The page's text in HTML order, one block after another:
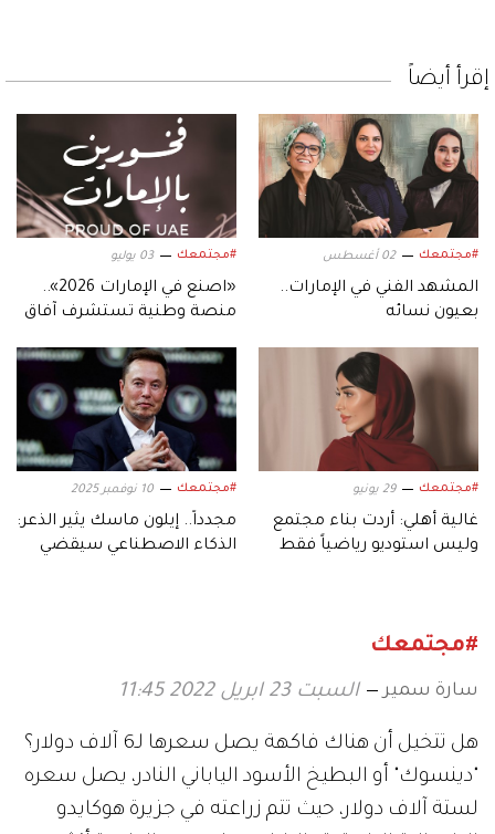
إقرأ أيضاً
#مجتمعك 02 أغسطس
المشهد الفني في الإمارات..
بعيون نسائه
#مجتمعك 03 يوليو
«اصنع في الإمارات 2026»..
منصة وطنية تستشرف آفاق
#مجتمعك 29 يونيو
غالية أهلي: أردت بناء مجتمع
وليس استوديو رياضياً فقط
#مجتمعك 10 نوفمبر 2025
مجدداً.. إيلون ماسك يثير الذعر:
الذكاء الاصطناعي سيقضي
#مجتمعك
سارة سمير السبت 23 ابريل 2022 11:45
هل تتخيل أن هناك فاكهة يصل سعرها لـ6 آلاف دولار؟
"دينسوك" أو البطيخ الأسود الياباني النادر، يصل سعره
لستة آلاف دولار، حيث تتم زراعته في جزيرة هوكايدو